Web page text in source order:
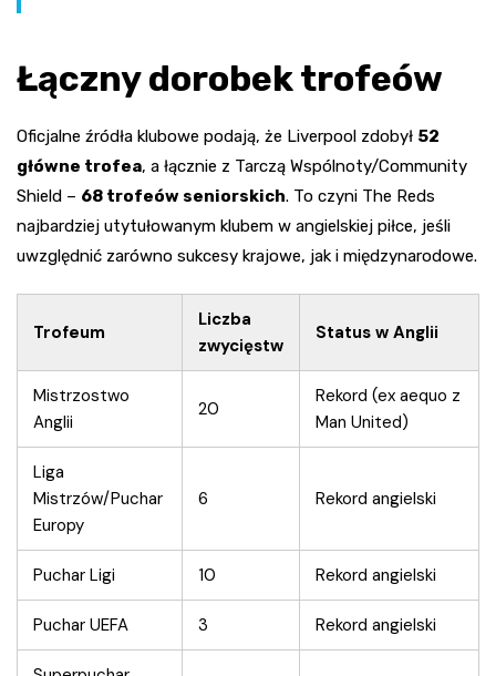
Łączny dorobek trofeów
Oficjalne źródła klubowe podają, że Liverpool zdobył 52
główne trofea, a łącznie z Tarczą Wspólnoty/Community
Shield – 68 trofeów seniorskich. To czyni The Reds
najbardziej utytułowanym klubem w angielskiej piłce, jeśli
uwzględnić zarówno sukcesy krajowe, jak i międzynarodowe.
Trofeum
Liczba
zwycięstw
Status w Anglii
Mistrzostwo
Anglii
20
Rekord (ex aequo z
Man United)
Liga
Mistrzów/Puchar
Europy
6 Rekord angielski
Puchar Ligi 10 Rekord angielski
Puchar UEFA 3 Rekord angielski